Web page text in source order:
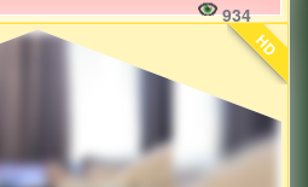
934
HD